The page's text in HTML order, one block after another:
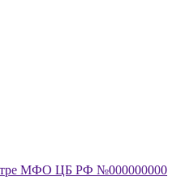
МФО ЦБ РФ №000000000